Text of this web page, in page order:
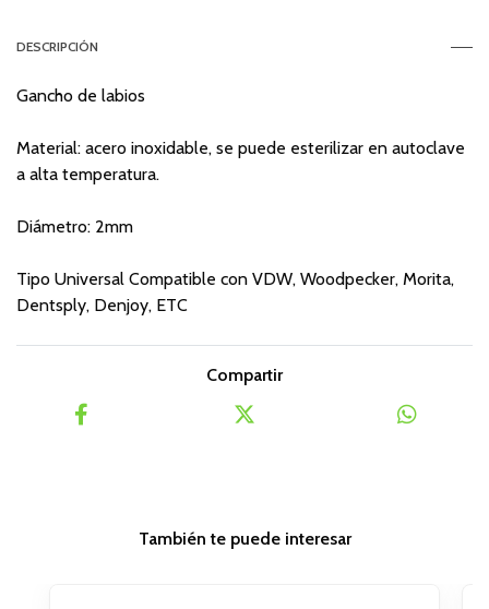
DESCRIPCIÓN
Gancho de labios
Material: acero inoxidable, se puede esterilizar en autoclave
a alta temperatura.
Diámetro: 2mm
Tipo Universal Compatible con VDW, Woodpecker, Morita,
Dentsply, Denjoy, ETC
Compartir
También te puede interesar